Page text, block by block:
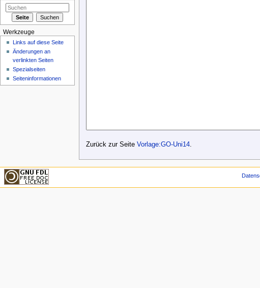
Zurück zur Seite Vorlage:GO-Uni14.
Werkzeuge
Links auf diese Seite
Änderungen an
verlinkten Seiten
Spezialseiten
Seiteninformationen